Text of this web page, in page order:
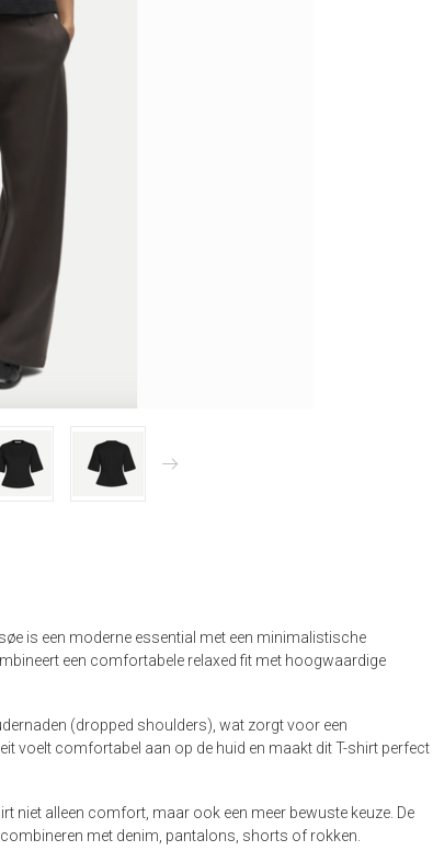
is een moderne essential met een minimalistische
een comfortabele relaxed fit met hoogwaardige
(dropped shoulders), wat zorgt voor een
voelt comfortabel aan op de huid en maakt dit T-shirt perfect
niet alleen comfort, maar ook een meer bewuste keuze. De
met denim, pantalons, shorts of rokken.